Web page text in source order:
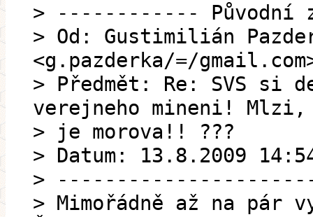
> ------------ Původní
> Od: Gustimilián
<g.pazderka/=/
> Předmět: Re: SVS si
verejneho mineni!
> je morova!! ???
> Datum: 13.8.2009
>
> Mimořádně až na pár